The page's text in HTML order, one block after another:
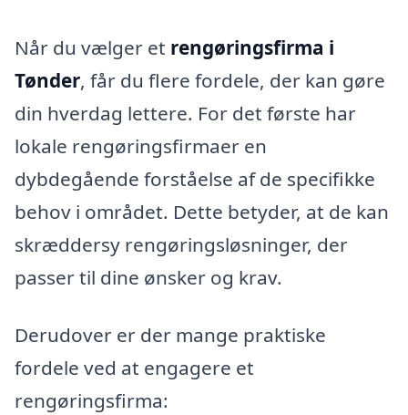
Når du vælger et rengøringsfirma i
Tønder, får du flere fordele, der kan gøre
din hverdag lettere. For det første har
lokale rengøringsfirmaer en
dybdegående forståelse af de specifikke
behov i området. Dette betyder, at de kan
skræddersy rengøringsløsninger, der
passer til dine ønsker og krav.
Derudover er der mange praktiske
fordele ved at engagere et
rengøringsfirma: